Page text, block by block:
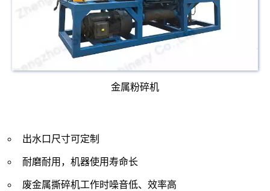
金属粉碎机
出水口尺寸可定制
耐磨耐用，机器使用寿命长
废金属撕碎机工作时噪音低、效率高